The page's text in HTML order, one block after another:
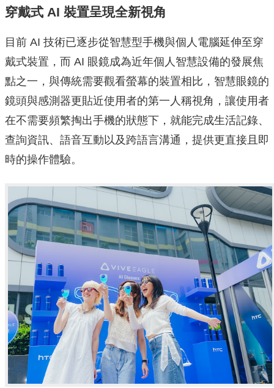
穿戴式 AI 裝置呈現全新視角
目前 AI 技術已逐步從智慧型手機與個人電腦延伸至穿
戴式裝置，而 AI 眼鏡成為近年個人智慧設備的發展焦
點之一，與傳統需要觀看螢幕的裝置相比，智慧眼鏡的
鏡頭與感測器更貼近使用者的第一人稱視角，讓使用者
在不需要頻繁掏出手機的狀態下，就能完成生活記錄、
查詢資訊、語音互動以及跨語言溝通，提供更直接且即
時的操作體驗。